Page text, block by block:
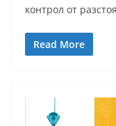
контрол от
Read More